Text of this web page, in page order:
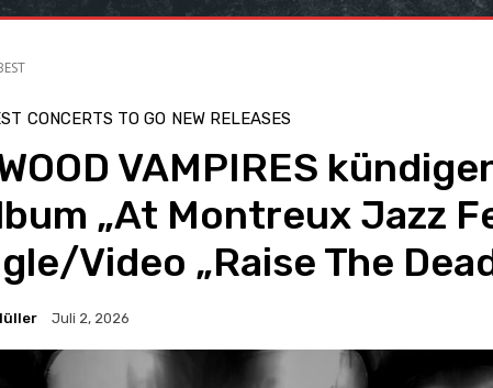
CONCERTS TO GO NEW RELEASES
VAMPIRES
„At Montreux Jazz
Video „Raise The
Juli 2, 2026